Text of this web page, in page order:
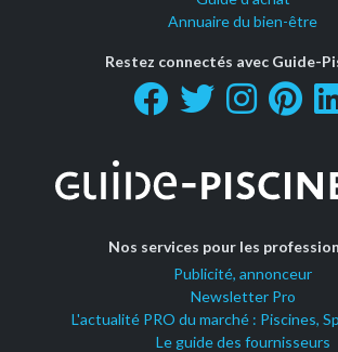
Annuaire du bien-être
Restez connectés avec Guide-
Nos services pour les
Publicité, annonceur
Newsletter Pro
L'actualité PRO du marché : Piscines,
Le guide des fournisseurs